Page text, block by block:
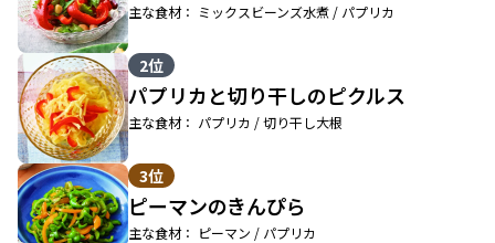
主な食材： ミックスビーンズ水煮 / パプリカ
2位
パプリカと切り干しのピクルス
主な食材： パプリカ / 切り干し大根
3位
ピーマンのきんぴら
主な食材： ピーマン / パプリカ